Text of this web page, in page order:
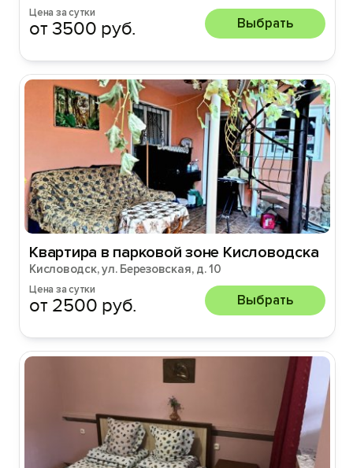
Цена за сутки
от 3500 руб. Выбрать
Квартира в парковой зоне Кисловодска
Кисловодск, ул. Березовская, д. 10
Цена за сутки
от 2500 руб. Выбрать